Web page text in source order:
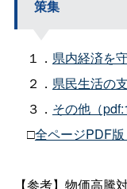
策集
１． 県内経済を
２． 県民生活の
３． その他（
□全ページPDF版
【参考】物価高騰